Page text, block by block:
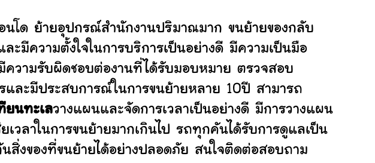
นโด ย้ายอุปกรณ์สำนักงานปริมาณมาก ขนย้ายของกลับ
มีความตั้งใจในการบริการเป็นอย่างดี มีความเป็นมือ
ความรับผิดชอบต่องานที่ได้รับมอบหมาย ตรวจสอบ
และมีประสบการณ์ในการขนย้ายหลาย 10ปี สามารถ
ยนทะเลวางแผนและจัดการเวลาเป็นอย่างดี มีการวางแผน
เวลาในการขนย้ายมากเกินไป รถทุกคันได้รับการดูแลเป็น
งของที่ขนย้ายได้อย่างปลอดภัย สนใจติดต่อสอบถาม